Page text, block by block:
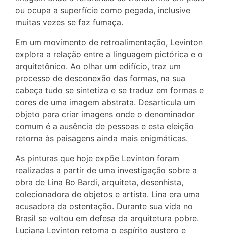
ou ocupa a superfície como pegada, inclusive
muitas vezes se faz fumaça.
Em um movimento de retroalimentação, Levinton
explora a relação entre a linguagem pictórica e o
arquitetônico. Ao olhar um edifício, traz um
processo de desconexão das formas, na sua
cabeça tudo se sintetiza e se traduz em formas e
cores de uma imagem abstrata. Desarticula um
objeto para criar imagens onde o denominador
comum é a ausência de pessoas e esta eleição
retorna às paisagens ainda mais enigmáticas.
As pinturas que hoje expõe Levinton foram
realizadas a partir de uma investigação sobre a
obra de Lina Bo Bardi, arquiteta, desenhista,
colecionadora de objetos e artista. Lina era uma
acusadora da ostentação. Durante sua vida no
Brasil se voltou em defesa da arquitetura pobre.
Luciana Levinton retoma o espírito austero e